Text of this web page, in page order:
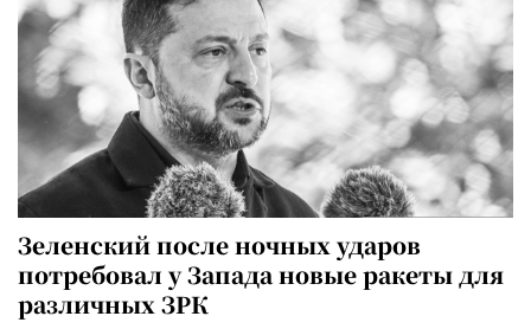
Зеленский после ночных ударов
потребовал у Запада новые ракеты для
различных ЗРК